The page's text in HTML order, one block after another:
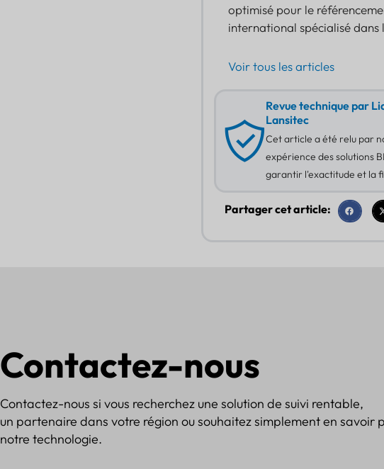
optimisé pour le
international spécialisé dans
Voir tous les articles
Revue technique par
Lansitec
Cet article a été relu par
expérience des solutions
garantir l'exactitude et la
Partager cet article:
Contactez-nous
Contactez-nous si vous recherchez une solution de suivi rentable,
un partenaire dans votre région ou souhaitez simplement en savoir
notre technologie.